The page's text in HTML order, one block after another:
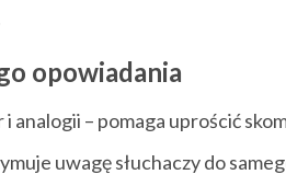
opowiadania
– pomaga uprościć
uwagę słuchaczy do